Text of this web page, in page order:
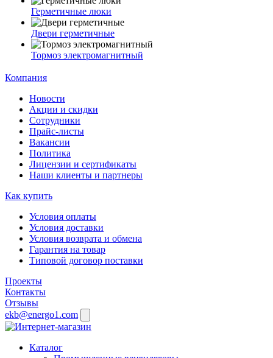
Герметичные люки
Двери герметичные
Тормоз электромагнитный
Компания
Новости
Акции и скидки
Сотрудники
Прайс-листы
Вакансии
Политика
Лицензии и сертификаты
Наши клиенты и партнеры
Как купить
Условия оплаты
Условия доставки
Условия возврата и обмена
Гарантия на товар
Типовой договор поставки
Проекты
Контакты
Отзывы
ekb@energo1.com
Каталог